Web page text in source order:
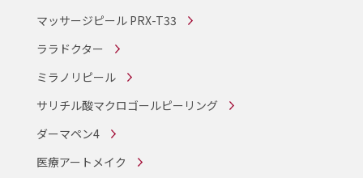
マッサージピール PRX-T33
ララドクター
ミラノリピール
サリチル酸マクロゴールピーリング
ダーマペン4
医療アートメイク